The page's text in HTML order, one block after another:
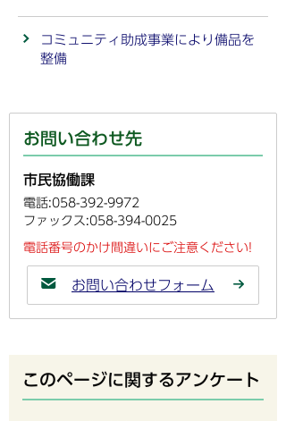
コミュニティ助成事業により備品を
整備
お問い合わせ先
市民協働課
電話:058-392-9972
ファックス:058-394-0025
電話番号のかけ間違いにご注意ください!
お問い合わせフォーム
このページに関するアンケート